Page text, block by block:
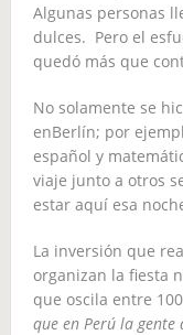
Algunas personas
dulces. Pero el
quedó más que
No solamente se
enBerlín; por
español y
viaje junto a otros
estar aquí esa
La inversión que
organizan la fiesta
que oscila entre
que en Perú la